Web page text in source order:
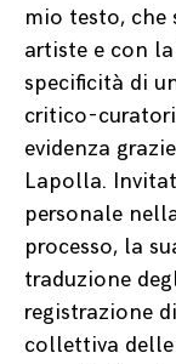
mio testo, che
artiste e con
specificità di
critico-
evidenza
Lapolla.
personale
processo, la
traduzione
registrazione
collettiva